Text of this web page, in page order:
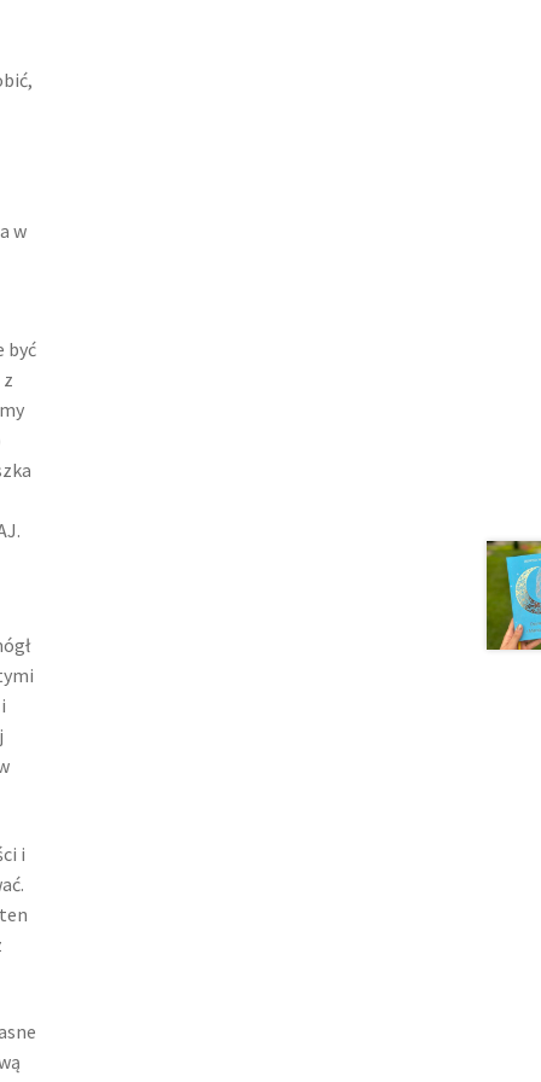
w
być
i